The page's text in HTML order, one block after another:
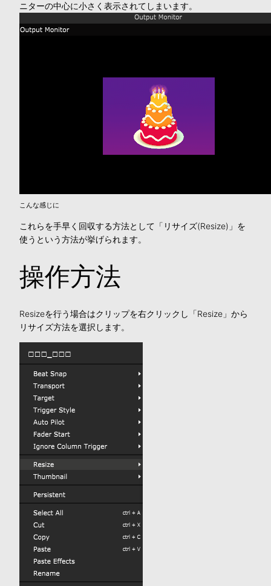
ニターの中心に小さく表示されてしまいます。
こんな感じに
これらを手早く回収する方法として「リサイズ(Resize)」を
使うという方法が挙げられます。
操作方法
Resizeを行う場合はクリップを右クリックし「Resize」から
リサイズ方法を選択します。